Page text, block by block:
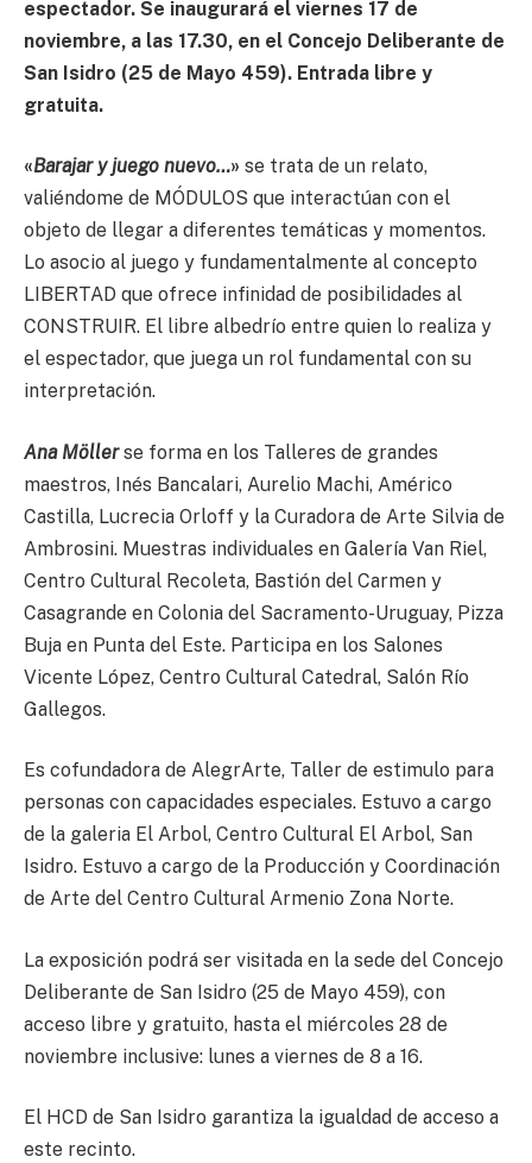
espectador. Se inaugurará el viernes 17 de
noviembre, a las 17.30, en el Concejo Deliberante de
San Isidro (25 de Mayo 459). Entrada libre y
gratuita.
«Barajar y juego nuevo…» se trata de un relato,
valiéndome de MÓDULOS que interactúan con el
objeto de llegar a diferentes temáticas y momentos.
Lo asocio al juego y fundamentalmente al concepto
LIBERTAD que ofrece infinidad de posibilidades al
CONSTRUIR. El libre albedrío entre quien lo realiza y
el espectador, que juega un rol fundamental con su
interpretación.
Ana Möllerse forma en los Talleres de grandes
maestros, Inés Bancalari, Aurelio Machi, Américo
Castilla, Lucrecia Orloff y la Curadora de Arte Silvia de
Ambrosini. Muestras individuales en Galería Van Riel,
Centro Cultural Recoleta, Bastión del Carmen y
Casagrande en Colonia del Sacramento-Uruguay, Pizza
Buja en Punta del Este. Participa en los Salones
Vicente López, Centro Cultural Catedral, Salón Río
Gallegos.
Es cofundadora de AlegrArte, Taller de estimulo para
personas con capacidades especiales. Estuvo a cargo
de la galeria El Arbol, Centro Cultural El Arbol, San
Isidro. Estuvo a cargo de la Producción y Coordinación
de Arte del Centro Cultural Armenio Zona Norte.
La exposición podrá ser visitada en la sede del Concejo
Deliberante de San Isidro (25 de Mayo 459), con
acceso libre y gratuito, hasta el miércoles 28 de
noviembre inclusive: lunes a viernes de 8 a 16.
El HCD de San Isidro garantiza la igualdad de acceso a
este recinto.